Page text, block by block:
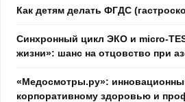
Как детям делать ФГДС
Синхронный цикл ЭКО и micro-
жизни»: шанс на отцовство при
«Медосмотры.ру»:
корпоративному здоровью и